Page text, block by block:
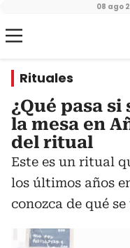
08 ago
Rituales
¿Qué pasa
la mesa en
del ritual
Este es un ritual
los últimos años
conozca de qué